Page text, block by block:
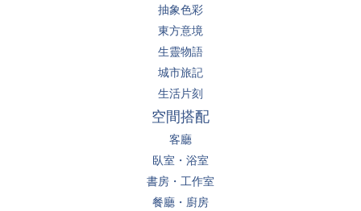
抽象色彩
東方意境
生靈物語
城市旅記
生活片刻
空間搭配
客廳
臥室・浴室
書房・工作室
餐廳・廚房